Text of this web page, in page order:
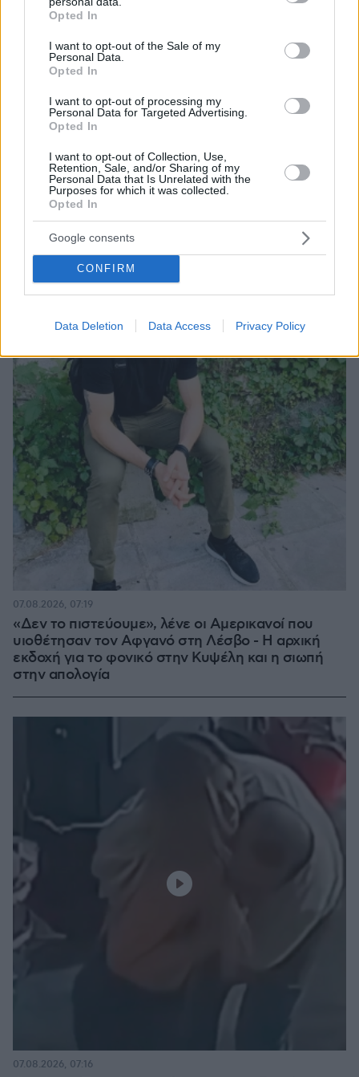
grant or deny consent to Google and its third-party tags to
use your data for below specified purposes in below Google
consent section.
Opted In
I want to opt-out of the Sale of my
Personal Data.
Opted In
I want to opt-out of processing my
Personal Data for Targeted Advertising.
Opted In
I want to opt-out of Collection, Use,
Retention, Sale, and/or Sharing of my
Personal Data that Is Unrelated with the
Purposes for which it was collected.
Opted In
Google consents
CONFIRM
Data Deletion Data Access Privacy Policy
η δημοσίευσή τους από την 1η Οκτωβρίου
Στην Εισαγγελία από τη ΓΑΔΑ οδηγείται η 46χρονη που
κατηγορείται για την επίθεση στη Marfin, δείτε βίντεο
Αλλάζει στρατηγική η Honda για την Ευρώπη
πριν 29 λεπτά
ΔΕΙΤΕ ΟΛΕΣ ΤΙΣ ΕΙΔΗΣΕΙΣ
ΤΑ ΠΙΟ ΔΗΜΟΦΙΛΗ
«Δεν το πιστεύουμε», λένε οι Αμερικανοί που
υιοθέτησαν τον Αφγανό στη Λέσβο - Η αρχική
εκδοχή για το φονικό στην Κυψέλη και η σιωπή
στην απολογία
07.08.2026, 07:19
07.08.2026, 07:16